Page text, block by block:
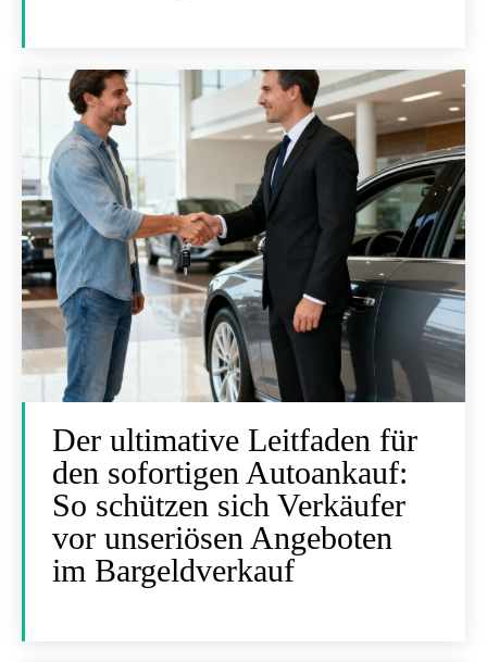
Der ultimative Leitfaden für
den sofortigen Autoankauf:
So schützen sich Verkäufer
vor unseriösen Angeboten
im Bargeldverkauf